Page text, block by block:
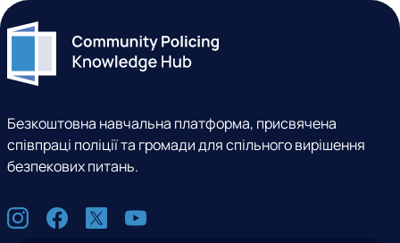
Безкоштовна навчальна платформа, присвячена
співпраці поліції та громади для спільного вирішення
безпекових питань.
С
оI
F
X
Y